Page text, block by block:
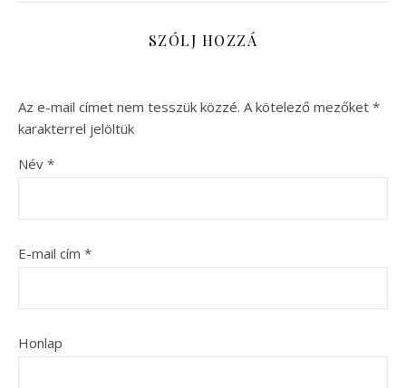
SZÓLJ HOZZÁ
Az e-mail címet nem tesszük közzé. A kötelező mezőket *
karakterrel jelöltük
Név *
E-mail cím *
Honlap